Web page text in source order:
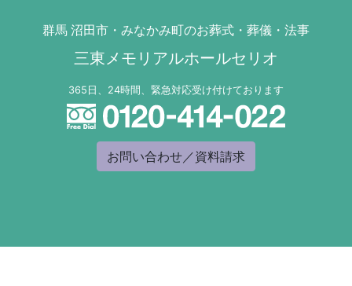
群馬 沼田市・みなかみ町のお葬式・葬儀・法事
三東メモリアルホールセリオ
365日、24時間、緊急対応受け付けております
お問い合わせ／資料請求